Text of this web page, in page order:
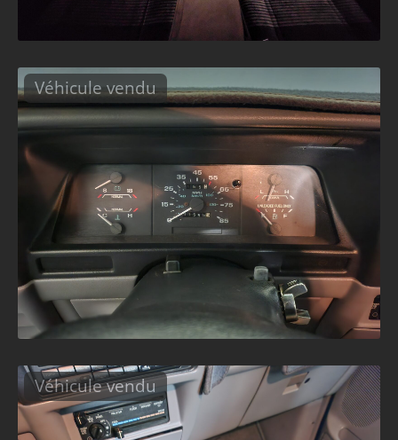
Véhicule vendu
Véhicule vendu